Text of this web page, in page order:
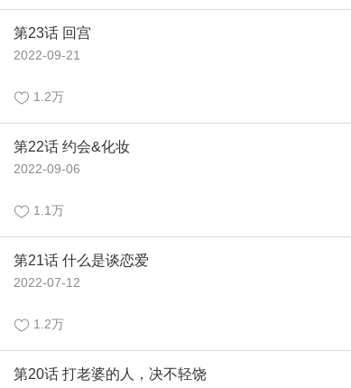
第23话 回宫
2022-09-21
1.2万
第22话 约会&化妆
2022-09-06
1.1万
第21话 什么是谈恋爱
2022-07-12
1.2万
第20话 打老婆的人，决不轻饶